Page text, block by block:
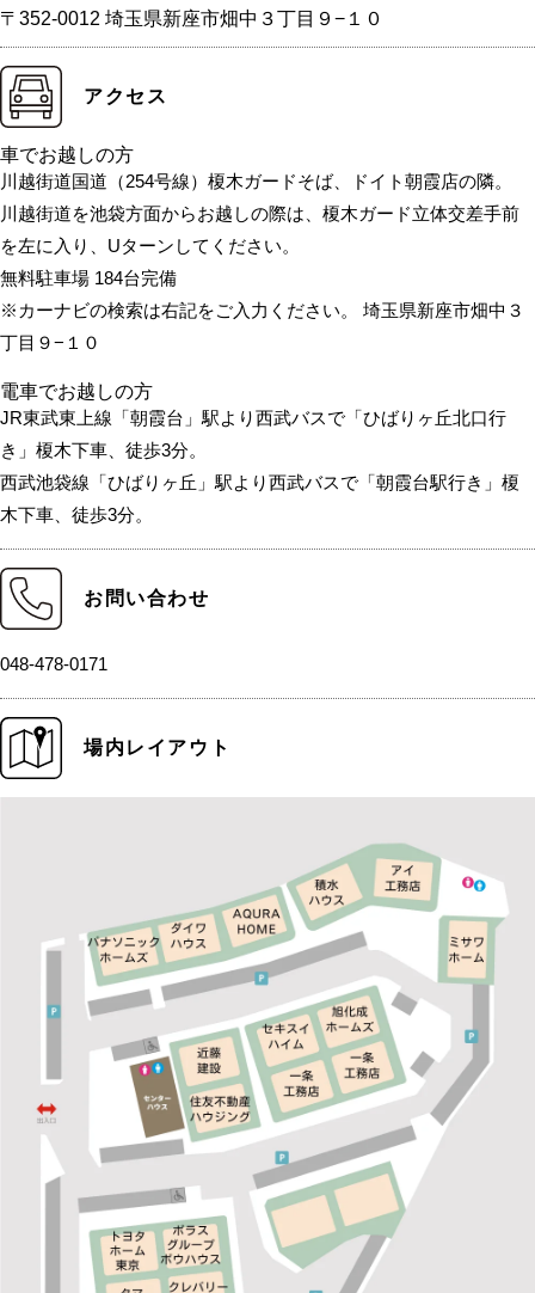
〒352-0012 埼玉県新座市畑中３丁目９−１０
アクセス
車でお越しの方
川越街道国道（254号線）榎木ガードそば、ドイト朝霞店の隣。
川越街道を池袋方面からお越しの際は、榎木ガード立体交差手前
を左に入り、Uターンしてください。
無料駐車場 184台完備
※カーナビの検索は右記をご入力ください。 埼玉県新座市畑中３
丁目９−１０
電車でお越しの方
JR東武東上線「朝霞台」駅より西武バスで「ひばりヶ丘北口行
き」榎木下車、徒歩3分。
西武池袋線「ひばりヶ丘」駅より西武バスで「朝霞台駅行き」榎
木下車、徒歩3分。
お問い合わせ
048-478-0171
場内レイアウト